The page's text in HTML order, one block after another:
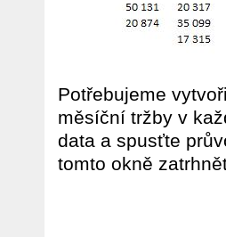
Potřebujeme
měsíční tržby v
data a spusťte
tomto okně